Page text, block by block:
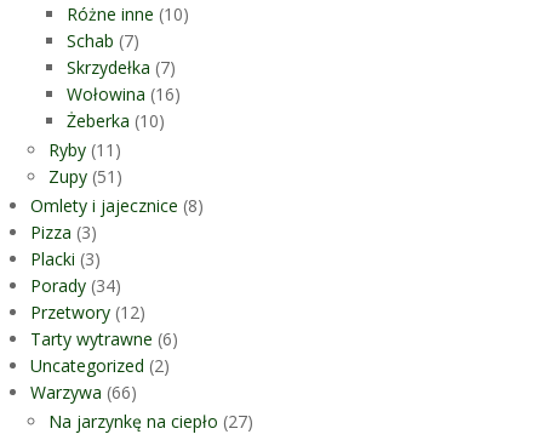
Różne inne (10)
Schab (7)
Skrzydełka (7)
Wołowina (16)
Żeberka (10)
Ryby (11)
Zupy (51)
Omlety i jajecznice (8)
Pizza (3)
Placki (3)
Porady (34)
Przetwory (12)
Tarty wytrawne (6)
Uncategorized (2)
Warzywa (66)
Na jarzynkę na ciepło (27)